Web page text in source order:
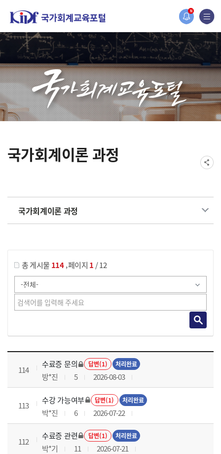
N
홈페이지가 새롭게 개편되었습니다.
한국조세재정연구원홈페이지가 새롭게 개설되었습니다.
국가회계이론 과정
국가회계이론 과정
총 게시물 114,페이지 1 / 12
국가회계이론 과정 목록 으로 번호, 제목, 작성자, 조회수, 등록 일로 나열 되고 있습니다.
114
수료증 문의 답변(1) 처리완료
방*진 5 2026-08-03
113
수강 가능여부 답변(1) 처리완료
박*진 6 2026-07-22
112
수료증 관련 답변(1) 처리완료
박*기 11 2026-07-21